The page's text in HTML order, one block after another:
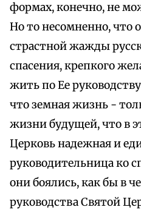
формах, конечно, не
Но то несомненно, что
страстной жажды
спасения, крепкого
жить по Ее
что земная жизнь -
жизни будущей, что в
Церковь надежная и
руководительница ко
они боялись, как бы в
руководства Святой